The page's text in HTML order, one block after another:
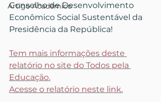
Artigo Acadêmico
Conselho de Desenvolvimento
Econômico Social Sustentável da
Presidência da República!
Tem mais informações deste
relatório no site do Todos pela
Educação.
Acesse o relatório neste link.